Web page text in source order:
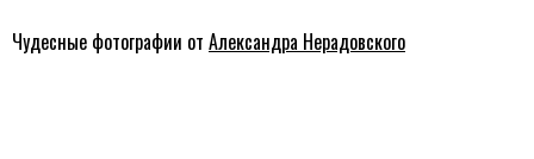
Чудесные фотографии от Александра Нерадовского